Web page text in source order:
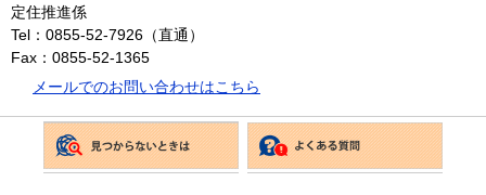
定住推進係
Tel：0855-52-7926（直通）
Fax：0855-52-1365
メールでのお問い合わせはこちら